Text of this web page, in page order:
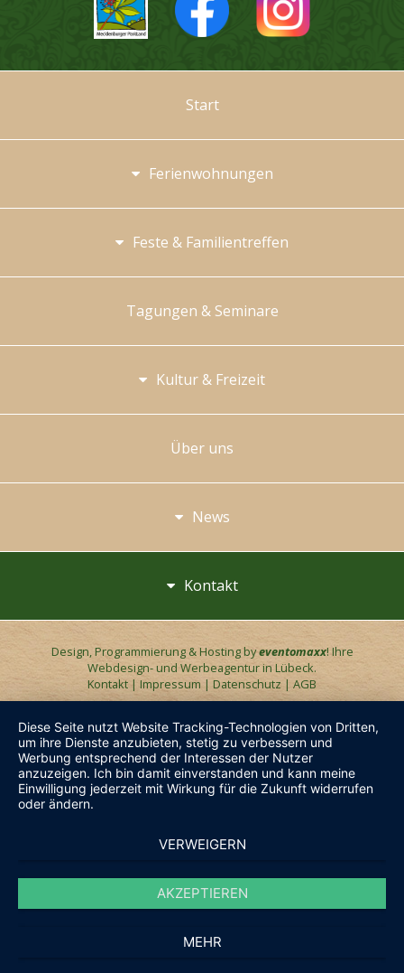
Start
Ferienwohnungen
Feste & Familientreffen
Tagungen & Seminare
Kultur & Freizeit
Über uns
News
Kontakt
Design, Programmierung & Hosting byeventomaxx! Ihre
Webdesign- und Werbeagentur in Lübeck.
Kontakt | Impressum | Datenschutz | AGB
Diese Seite nutzt Website Tracking-Technologien von Dritten,
um ihre Dienste anzubieten, stetig zu verbessern und
Werbung entsprechend der Interessen der Nutzer
anzuzeigen. Ich bin damit einverstanden und kann meine
Einwilligung jederzeit mit Wirkung für die Zukunft widerrufen
oder ändern.
VERWEIGERN
AKZEPTIEREN
MEHR